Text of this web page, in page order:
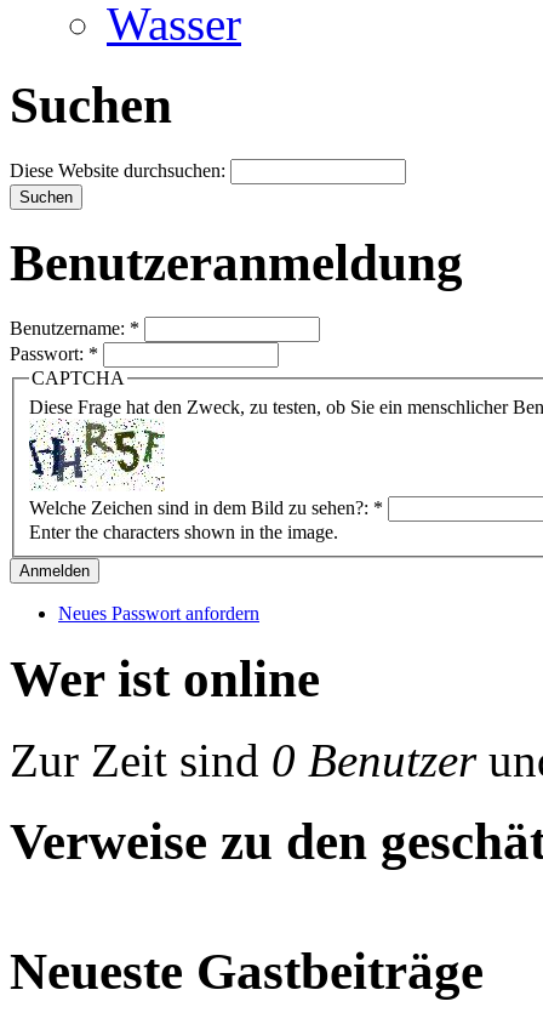
Wasser
Suchen
Diese Website durchsuchen:
Benutzeranmeldung
Benutzername: *
Passwort: *
CAPTCHA
Diese Frage hat den Zweck, zu testen, ob Sie ein menschlicher
Welche Zeichen sind in dem Bild zu sehen?: *
Enter the characters shown in the image.
Neues Passwort anfordern
Wer ist online
Zur Zeit sind 0 Benutzer
Verweise zu den
Neueste Gastbeiträge